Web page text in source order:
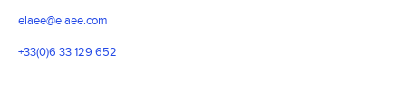
elaee@elaee.com
+33(0)6 33 129 652